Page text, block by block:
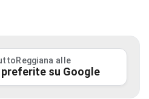
alle
su Google